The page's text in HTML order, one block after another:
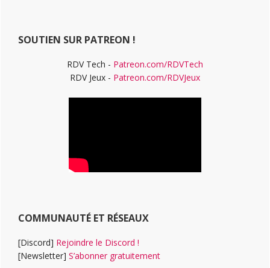
SOUTIEN SUR PATREON !
RDV Tech - Patreon.com/RDVTech
RDV Jeux - Patreon.com/RDVJeux
COMMUNAUTÉ ET RÉSEAUX
[Discord] Rejoindre le Discord !
[Newsletter] S’abonner gratuitement